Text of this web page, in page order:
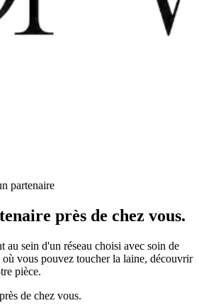
partenaire
près de chez vous.
au sein d'un réseau choisi avec soin de
vous pouvez toucher la laine, découvrir
pièce.